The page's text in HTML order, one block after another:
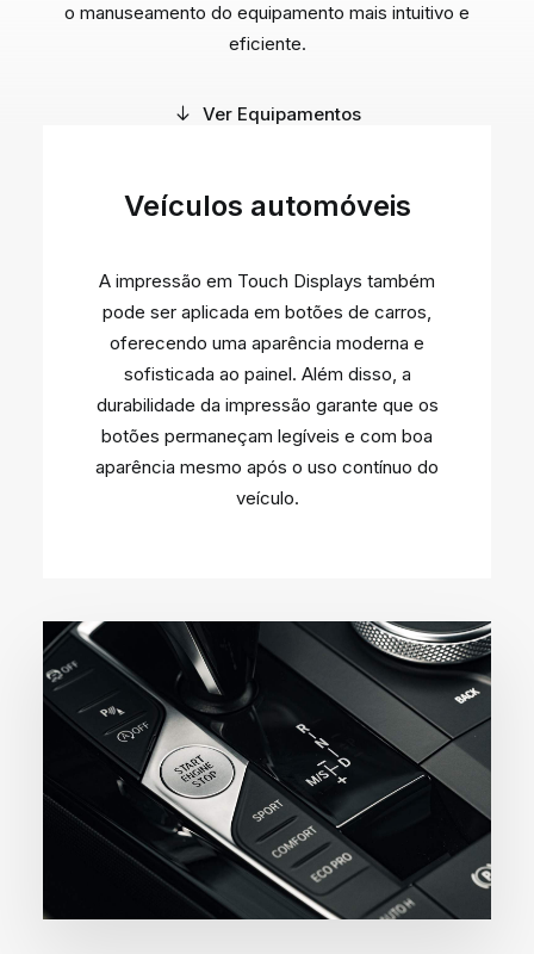
o manuseamento do equipamento mais intuitivo e
eficiente.
Ver Equipamentos
Veículos automóveis
A impressão em Touch Displays também
pode ser aplicada em botões de carros,
oferecendo uma aparência moderna e
sofisticada ao painel. Além disso, a
durabilidade da impressão garante que os
botões permaneçam legíveis e com boa
aparência mesmo após o uso contínuo do
veículo.